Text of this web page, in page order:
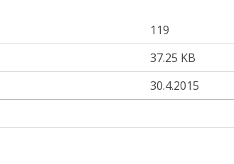
119
37.25 KB
30.4.2015